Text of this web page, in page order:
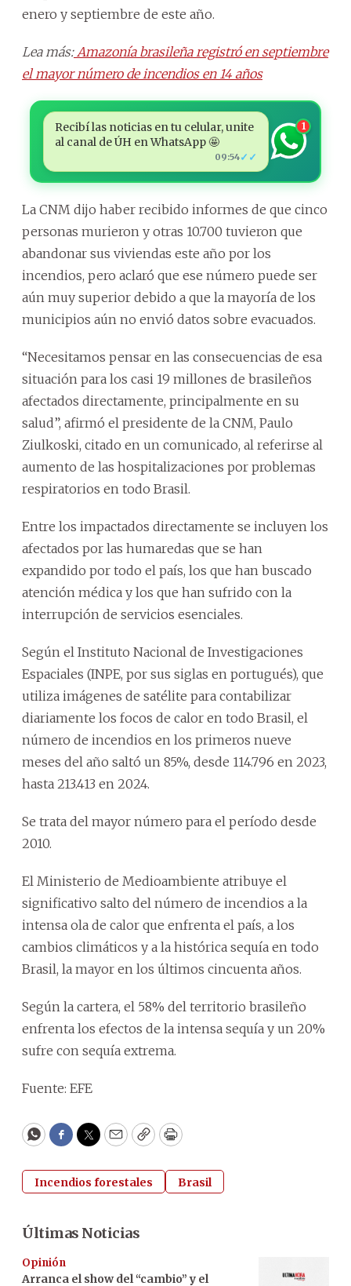
enero y septiembre de este año.
Lea más:Amazonía brasileña registró en septiembre
el mayor número de incendios en 14 años
Recibí las noticias en tu celular, unite
al canal de ÚH en WhatsApp 🤩
09:54✓✓
1
La CNM dijo haber recibido informes de que cinco
personas murieron y otras 10.700 tuvieron que
abandonar sus viviendas este año por los
incendios, pero aclaró que ese número puede ser
aún muy superior debido a que la mayoría de los
municipios aún no envió datos sobre evacuados.
“Necesitamos pensar en las consecuencias de esa
situación para los casi 19 millones de brasileños
afectados directamente, principalmente en su
salud”, afirmó el presidente de la CNM, Paulo
Ziulkoski, citado en un comunicado, al referirse al
aumento de las hospitalizaciones por problemas
respiratorios en todo Brasil.
Entre los impactados directamente se incluyen los
afectados por las humaredas que se han
expandido por todo el país, los que han buscado
atención médica y los que han sufrido con la
interrupción de servicios esenciales.
Según el Instituto Nacional de Investigaciones
Espaciales (INPE, por sus siglas en portugués), que
utiliza imágenes de satélite para contabilizar
diariamente los focos de calor en todo Brasil, el
número de incendios en los primeros nueve
meses del año saltó un 85%, desde 114.796 en 2023,
hasta 213.413 en 2024.
Se trata del mayor número para el período desde
2010.
El Ministerio de Medioambiente atribuye el
significativo salto del número de incendios a la
intensa ola de calor que enfrenta el país, a los
cambios climáticos y a la histórica sequía en todo
Brasil, la mayor en los últimos cincuenta años.
Según la cartera, el 58% del territorio brasileño
enfrenta los efectos de la intensa sequía y un 20%
sufre con sequía extrema.
Fuente: EFE
WhatsApp
Facebook
Twitter
EmailCopyPrint
Incendios forestales Brasil
Últimas Noticias
Opinión
Arranca el show del “cambio” y el